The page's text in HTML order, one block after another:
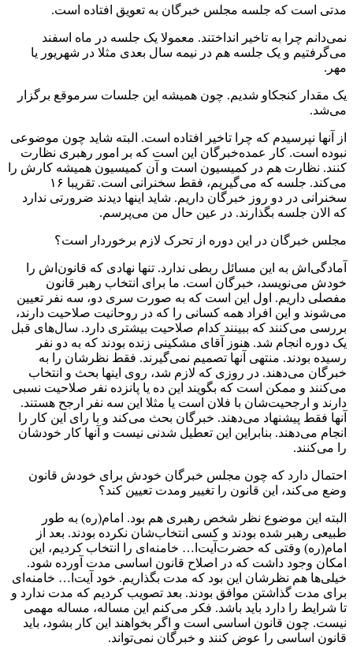
مدتی است که جلسه مجلس خبرگان به تعویق افتاده است.
نمی‌دانم چرا به تاخیر انداختند. معمولا یک جلسه در ماه اسفند
می‌گرفتیم و یک جلسه هم در نیمه سال بعدی مثلا در شهریور یا
مهر.
یک مقدار کنجکاو شدیم. چون همیشه این جلسات سرموقع برگزار
می‌شد.
از آنها نپرسیدم که چرا تاخیر افتاده است. البته شاید چون موضوعی
نبوده است. کار عمده‌خبرگان این است که بر امور رهبری نظارت
کنند. نظارت هم در کمیسیون است و آن کمیسیون همیشه کارش را
می‌کند. جلسه که می‌گیریم، فقط سخنرانی است. تقریبا ۱۶
سخنرانی در دو روز خبرگان داریم. شاید اینها دیدند ضرورتی ندارد
که الان جلسه بگذارند. در عین حال من می‌پرسم.
مجلس خبرگان در این دوره از تحرک لازم برخوردار است؟
آمادگی‌اش به این مسائل ربطی ندارد. تنها نهادی که قانون‌اش را
خودش می‌نویسد، خبرگان است. ما برای انتخاب رهبر قانون
مفصلی داریم. اول این است که به صورت سری دو، سه نفر تعیین
می‌شوند و این افراد همه‌ کسانی را که در روحانیت صلاحیت دارند،
بررسی می‌کنند که ببینند کدام صلاحیت بیشتری دارد. سال‌های قبل
یک دوره انجام شد. هنوز آقای مشکینی زنده بودند که به دو نفر
رسیده بودند. منتهی آنها تصمیم نمی‌گیرند. فقط نظرشان را به
خبرگان می‌دهند. در روزی که لازم شد، روی اینها بحث و انتخاب
می‌کنند و ممکن است که بگویند این ده یا پانزده نفر صلاحیت نسبی
دارند و ارجحیت‌شان با فلان است یا مثلا این سه نفر ارجح هستند.
آنها فقط پیشنهاد می‌دهند. خبرگان بحث می‌کند و با رای این کار را
انجام می‌دهند. بنابراین این تعطیل شدنی نیست و آنها کار خودشان
را می‌کنند.
احتمال دارد که چون مجلس خبرگان خودش برای خودش قانون
وضع می‌کند، این قانون را تغییر ومدت تعیین کند؟
البته این موضوع نظر شخص رهبری هم بود. امام(ره) به طور
طبیعی رهبر شده بودند و کسی انتخاب‌شان نکرده بودند. بعد از
امام(ره) وقتی که حضرت‌آیت‌ا… خامنه‌ای را انتخاب کردیم، این
امکان وجود داشت که در اصلاح قانون اساسی مدت آورده شود.
خیلی‌ها هم نظرشان این بود که مدت بگذاریم. خود آیت‌ا… خامنه‌ای
برای مدت گذاشتن موافق بودند. بعد تصویب کردیم که مدت ندارد و
تا شرایط را دارد باید باشد. فکر می‌کنم این مساله‌، مساله مهمی
نیست. چون قانون اساسی است و اگر بخواهند این کار بشود، باید
قانون اساسی را عوض کنند و خبرگان نمی‌تواند.